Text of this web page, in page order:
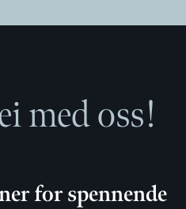
med oss!
for spennende